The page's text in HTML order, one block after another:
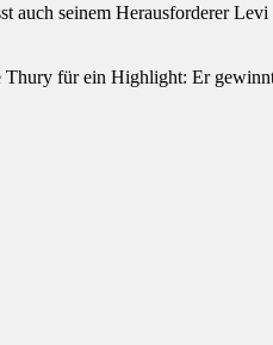
auch seinem Herausforderer
Thury für ein Highlight: Er